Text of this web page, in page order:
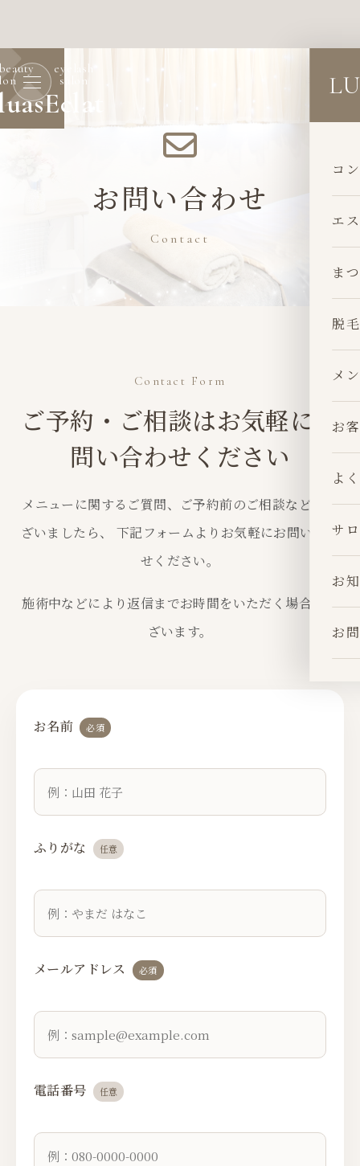
eyelash
salon
Eclat
コ
エ
ま
脱毛
メ
お
よ
サ
お
お
お問い合わせ
Contact
Contact Form
ご予約・ご相談はお気軽にお
問い合わせください
メニューに関するご質問、ご予約前のご相談などがご
ざいましたら、 下記フォームよりお気軽にお問い合わ
せください。
施術中などにより返信までお時間をいただく場合がご
ざいます。
お名前 必須
ふりがな 任意
メールアドレス 必須
電話番号 任意